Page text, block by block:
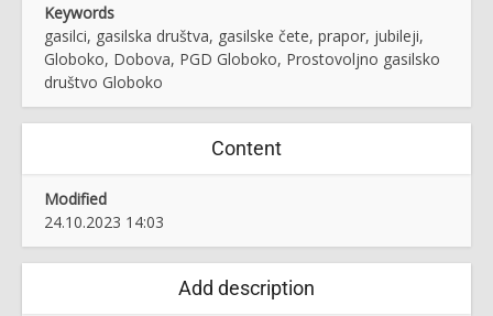
Keywords
gasilci, gasilska društva, gasilske čete, prapor, jubileji,
Globoko, Dobova, PGD Globoko, Prostovoljno gasilsko
društvo Globoko
Content
Modified
24.10.2023 14:03
Add description